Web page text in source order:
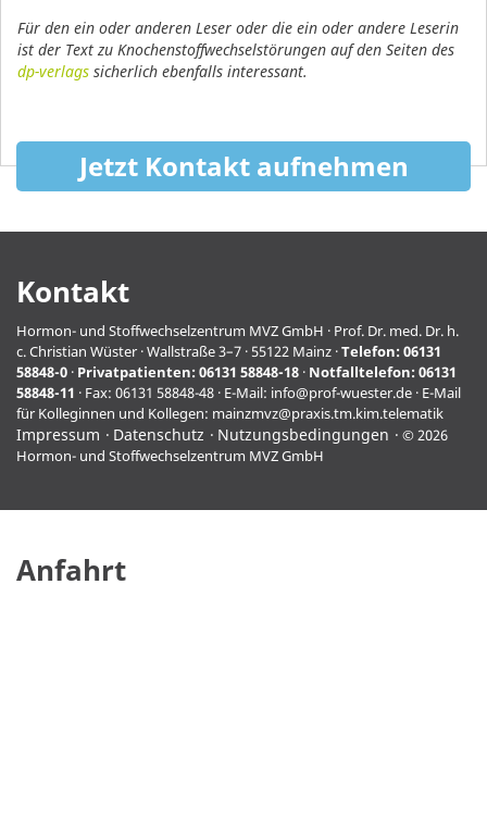
Für den ein oder anderen Leser oder die ein oder andere Leserin
ist der Text zu Knochenstoffwechselstörungen auf den Seiten des
dp-verlags sicherlich ebenfalls interessant.
Jetzt Kontakt aufnehmen
Kontakt
Hormon- und Stoffwechselzentrum MVZ GmbH · Prof. Dr. med. Dr. h.
c. Christian Wüster · Wallstraße 3–7 · 55122 Mainz ·Telefon: 06131
58848-0 · Privatpatienten: 06131 58848-18 · Notfalltelefon: 06131
58848-11 · Fax: 06131 58848-48 · E-Mail: info@prof-wuester.de · E-Mail
für Kolleginnen und Kollegen: mainzmvz@praxis.tm.kim.telematik
Impressum Datenschutz Nutzungsbedingungen
© 2026
Hormon- und Stoffwechselzentrum MVZ GmbH
Anfahrt